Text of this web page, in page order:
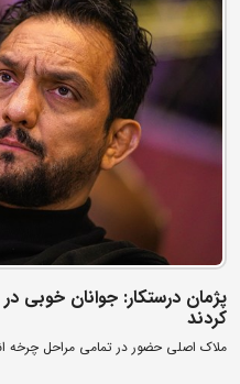
پژمان درستکار: جوانان خوبی
کردند
ملاک اصلی حضور در تمامی مراحل چرخه